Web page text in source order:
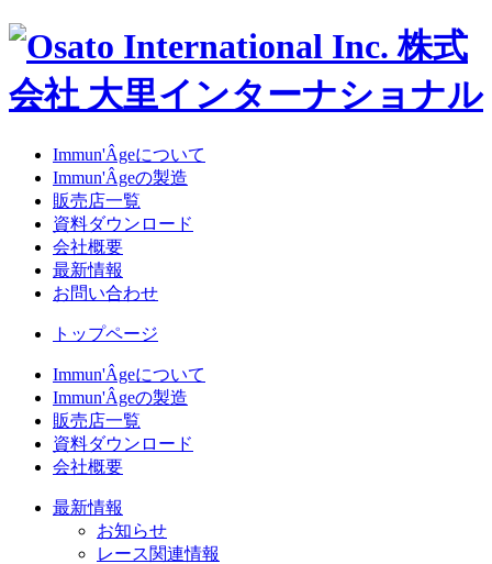
Immun'Âgeについて
Immun'Âgeの製造
販売店一覧
資料ダウンロード
会社概要
最新情報
お問い合わせ
トップページ
Immun'Âgeについて
Immun'Âgeの製造
販売店一覧
資料ダウンロード
会社概要
最新情報
お知らせ
レース関連情報